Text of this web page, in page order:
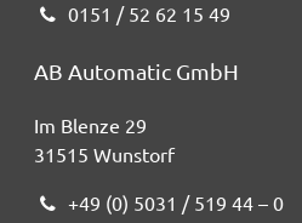
0151 / 52 62 15 49
AB Automatic GmbH
Im Blenze 29
31515 Wunstorf
+49 (0) 5031 / 519 44 – 0